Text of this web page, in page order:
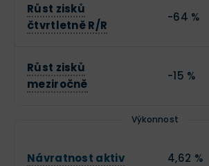
Růst zisků
čtvrtletně R/R
-64 %
Růst zisků
meziročně
-15 %
Výkonnost
Návratnost aktiv 4,62 %